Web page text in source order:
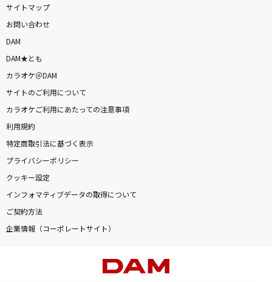
サイトマップ
お問い合わせ
DAM
DAM★とも
カラオケ＠DAM
サイトのご利用について
カラオケご利用にあたっての注意事項
利用規約
特定商取引法に基づく表示
プライバシーポリシー
クッキー設定
インフォマティブデータの取得について
ご契約方法
企業情報（コーポレートサイト）